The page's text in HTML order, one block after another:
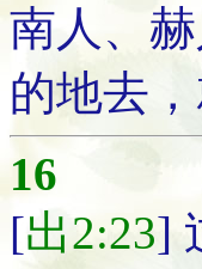
南人、
的地去
16
[出2:23]